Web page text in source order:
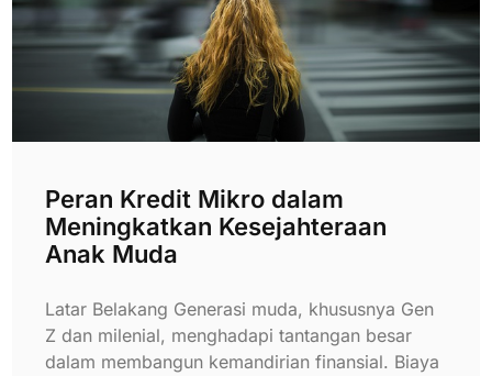
Peran Kredit Mikro dalam
Meningkatkan Kesejahteraan
Anak Muda
Latar Belakang Generasi muda, khususnya Gen
Z dan milenial, menghadapi tantangan besar
dalam membangun kemandirian finansial. Biaya